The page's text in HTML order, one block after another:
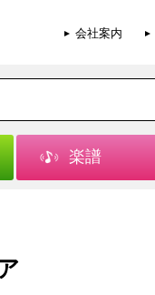
会社案内
楽譜